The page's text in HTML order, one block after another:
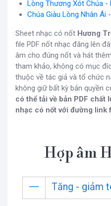
Lòng Thương Xót Chúa -
Chúa Giàu Lòng Nhân Ái
Sheet nhạc có nốt Hương
file PDF nốt nhạc đăng lên
âm cho đúng nốt và hát
tham khảo, không có mục
thuộc về tác giả và tổ chức
không giữ bất kỳ bản quyền
có thể tải về bản PDF chất
nhạc có nốt với đường link
Hợp âm
Tăng - giảm